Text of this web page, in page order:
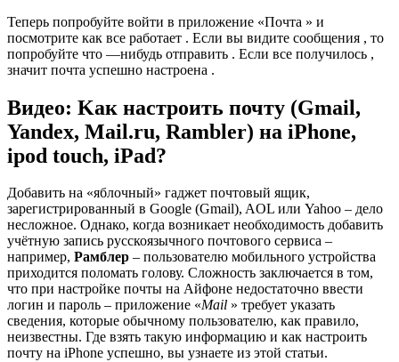
Теперь попробуйте войти в приложение «Почта » и
посмотрите как все работает . Если вы видите сообщения , то
попробуйте что —нибудь отправить . Если все получилось ,
значит почта успешно настроена .
Видео: Kак настроить почту (Gmail,
Yandex, Mail.ru, Rambler) на iPhone,
ipod touch, iPad?
Добавить на «яблочный» гаджет почтовый ящик,
зарегистрированный в Google (Gmail), AOL или Yahoo – дело
несложное. Однако, когда возникает необходимость добавить
учётную запись русскоязычного почтового сервиса –
например, Рамблер – пользователю мобильного устройства
приходится поломать голову. Сложность заключается в том,
что при настройке почты на Айфоне недостаточно ввести
логин и пароль – приложение «Mail » требует указать
сведения, которые обычному пользователю, как правило,
неизвестны. Где взять такую информацию и как настроить
почту на iPhone успешно, вы узнаете из этой статьи.